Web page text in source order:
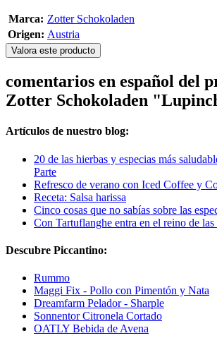
Marca: Zotter Schokoladen
Origen: Austria
Valora este producto
comentarios en español del
Zotter Schokoladen
Artículos de nuestro blog:
20 de las hierbas y especias más
Parte
Refresco de verano con Iced Coffee y
Receta: Salsa harissa
Cinco cosas que no sabías sobre las
Con Tartuflanghe entra en el reino de las
Descubre Piccantino:
Rummo
Maggi Fix - Pollo con Pimentón y Nata
Dreamfarm Pelador - Sharple
Sonnentor Citronela Cortado
OATLY Bebida de Avena